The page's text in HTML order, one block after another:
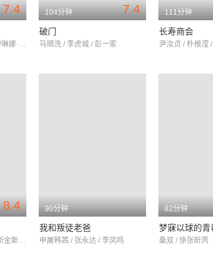
7.4
丹尼拉·科兹洛夫斯基 / 伊琳娜·戈尔巴乔娃 / 安德烈·斯莫利亚科夫
7.4
104分钟
破门
马顺洗 / 李虎城 / 彭一家
111分钟
长寿商会
尹汝贞 / 朴根滢
8.4
戴米恩·路易斯 / 鲍勃·霍斯金斯 / 丽贝卡·斯塔顿
90分钟
我和叛徒老爸
申屠韩茜 / 张永达 / 李凤鸣
82分钟
梦寐以球的青
桑双 / 徐张昕芮